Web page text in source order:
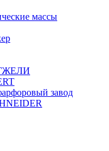
массы
завод